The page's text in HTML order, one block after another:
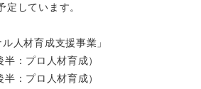
しています。
人材育成支援事業」
：プロ人材育成）
：プロ人材育成）